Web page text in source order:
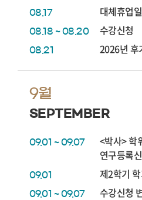
08.17 대체휴업일
08.18 ~ 08.20 수강신청
08.21 2026년 후
9월
SEPTEMBER
09.01 ~ 09.07
<박사> 학
연구등록
09.01 제2학기
09.01 ~ 09.07 수강신청